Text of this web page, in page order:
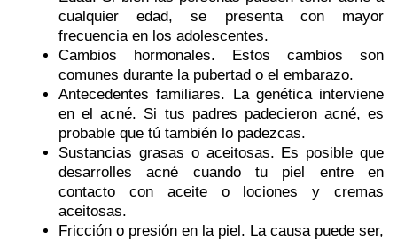
cualquier edad, se presenta con mayor
frecuencia en los adolescentes.
Cambios hormonales. Estos cambios son
comunes durante la pubertad o el embarazo.
Antecedentes familiares. La genética interviene
en el acné. Si tus padres padecieron acné, es
probable que tú también lo padezcas.
Sustancias grasas o aceitosas. Es posible que
desarrolles acné cuando tu piel entre en
contacto con aceite o lociones y cremas
aceitosas.
Fricción o presión en la piel. La causa puede ser,